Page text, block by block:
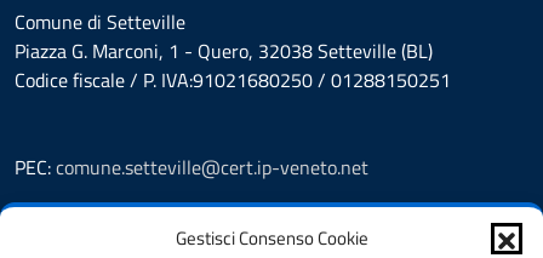
Gestisci Consenso Cookie
Comune di Setteville
Piazza G. Marconi, 1 - Quero, 32038 Setteville (BL)
Codice fiscale / P. IVA:91021680250 / 01288150251
PEC:comune.setteville@cert.ip-veneto.net
Leggi le FAQ